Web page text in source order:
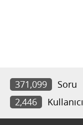
371,099 Soru
2,446
Kullanıcı